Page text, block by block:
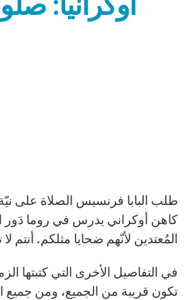
طلب البابا فرنسيس الصلاة على
كاهن أوكراني يدرس في روما دَور
المُعتدين لأنّهم ضحايا مثلكم.
في التفاصيل الأخرى التي كتبتها
تكون قريبة من الجميع، ومن جميع